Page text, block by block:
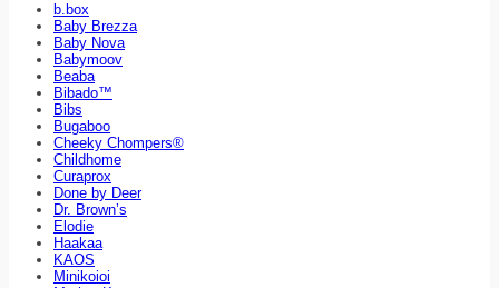
b.box
Baby Brezza
Baby Nova
Babymoov
Beaba
Bibado™
Bibs
Bugaboo
Cheeky Chompers®
Childhome
Curaprox
Done by Deer
Dr. Brown’s
Elodie
Haakaa
KAOS
Minikoioi